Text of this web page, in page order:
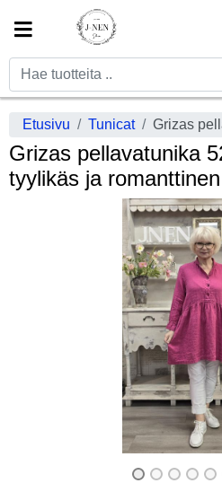
Etusivu Tunicat
Grizas pellavatunika
tyylikäs ja